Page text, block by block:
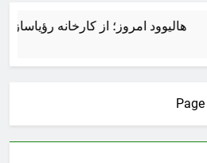
هالیوود امروز؛ از کارخانه